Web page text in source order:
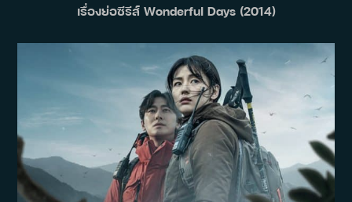
เรื่องย่อซีรีส์ Wonderful Days (2014)